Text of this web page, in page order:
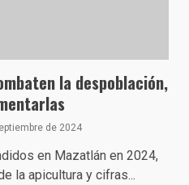
la despoblación,
de 2024
en Mazatlán en 2024,
la apicultura y cifras...